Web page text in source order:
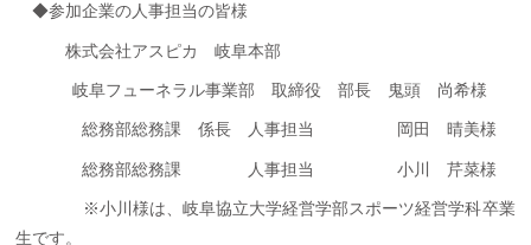
◆参加企業の人事担当の皆様
株式会社アスピカ 岐阜本部
岐阜フューネラル事業部 取締役 部長 鬼頭 尚希様
総務部総務課 係長 人事担当 岡田 晴美様
総務部総務課 人事担当 小川 芹菜様
※小川様は、岐阜協立大学経営学部スポーツ経営学科卒業
生です。